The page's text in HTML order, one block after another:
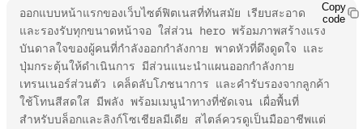
ออกแบบหน้าแรกของเว็บไซต์ฟิตเนสที่ทันสมัย เรียบสะอาด
และรองรับทุกขนาดหน้าจอ ใส่ส่วน hero พร้อมภาพสร้างแรง
บันดาลใจของผู้คนที่กำลังออกกำลังกาย พาดหัวที่ดึงดูดใจ และ
ปุ่มกระตุ้นให้ดำเนินการ มีส่วนแนะนำแผนออกกำลังกาย
เทรนเนอร์ส่วนตัว เคล็ดลับโภชนาการ และคำรับรองจากลูกค้า
ใช้โทนสีสดใส มีพลัง พร้อมเมนูนำทางที่ชัดเจน เผื่อพื้นที่
สำหรับบล็อกและลิงก์โซเชียลมีเดีย สไตล์ควรดูเป็นมืออาชีพแต่
Copy
code